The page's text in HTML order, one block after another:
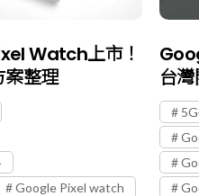
Watch上市！
案整理
Google Pixel watch
台